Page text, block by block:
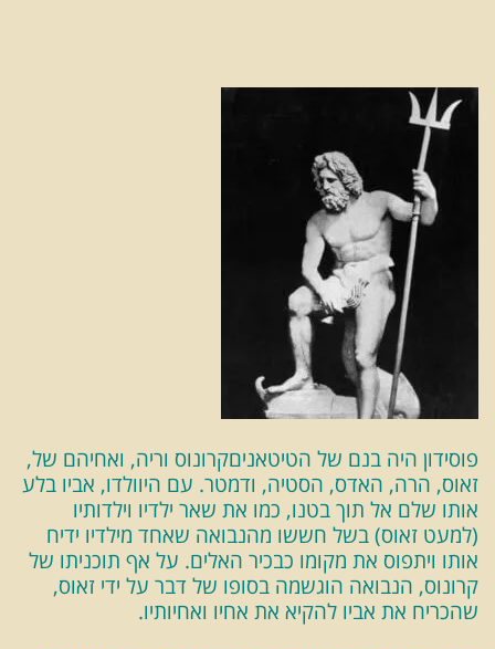
פוסידון היה בנם של הטיטאניםקרונוס וריה, ואחיהם של,
זאוס, הרה, האדס, הסטיה, ודמטר. עם היוולדו, אביו בלע
אותו שלם אל תוך בטנו, כמו את שאר ילדיו וילדותיו
(למעט זאוס) בשל חששו מהנבואה שאחד מילדיו ידיח
אותו ויתפוס את מקומו כבכיר האלים. על אף תוכניתו של
קרונוס, הנבואה הוגשמה בסופו של דבר על ידי זאוס,
שהכריח את אביו להקיא את אחיו ואחיותיו.